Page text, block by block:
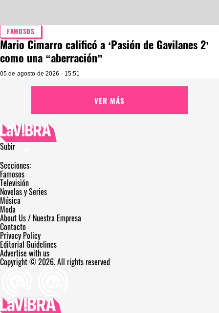
FAMOSOS
Mario Cimarro calificó a ‘Pasión de Gavilanes 2’
como una “aberración”
05 de agosto de 2026 - 15:51
VER MÁS
Subir
Secciones:
Famosos
Televisión
Novelas y Series
Música
Moda
About Us / Nuestra Empresa
Contacto
Privacy Policy
Editorial Guidelines
Advertise with us
Copyright © 2026. All rights reserved